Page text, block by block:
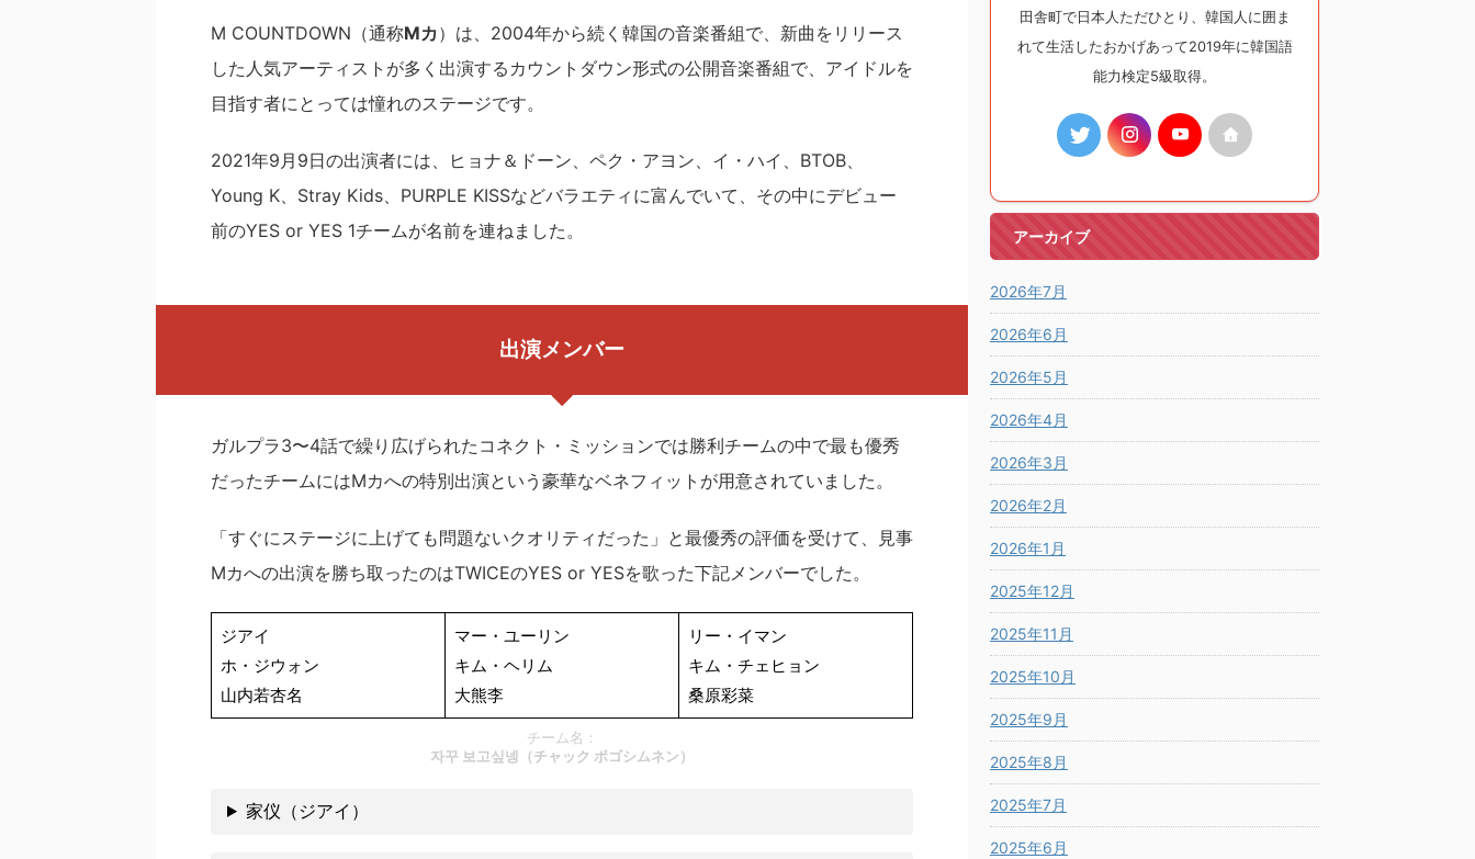
M COUNTDOWN（通称Mカ ）は、2004年から続く韓国の音楽番組で、新曲をリリース
した人気アーティストが多く出演するカウントダウン形式の公開音楽番組で、アイドルを
目指す者にとっては憧れのステージです。
2021年9月9日の出演者には、ヒョナ＆ドーン、ペク・アヨン、イ・ハイ、BTOB、
Young K、Stray Kids、PURPLE KISSなどバラエティに富んでいて、その中にデビュー
前のYES or YES 1チームが名前を連ねました。
出演メンバー
ガルプラ3〜4話で繰り広げられたコネクト・ミッションでは勝利チームの中で最も優秀
だったチームにはMカへの特別出演という豪華なベネフィットが用意されていました。
「すぐにステージに上げても問題ないクオリティだった」と最優秀の評価を受けて、見事
Mカへの出演を勝ち取ったのはTWICEのYES or YESを歌った下記メンバーでした。
ジアイ
ホ・ジウォン
山内若杏名
マー・ユーリン
キム・ヘリム
大熊李
リー・イマン
キム・チェヒョン
桑原彩菜
チーム名：
자꾸 보고싶넹（チャック ポゴシムネン）
家仪（ジアイ）
田舎町で日本人ただひとり、韓国人に囲ま
れて生活したおかげあって2019年に韓国語
能力検定5級取得。
アーカイブ
2026年7月
2026年6月
2026年5月
2026年4月
2026年3月
2026年2月
2026年1月
2025年12月
2025年11月
2025年10月
2025年9月
2025年8月
2025年7月
2025年6月